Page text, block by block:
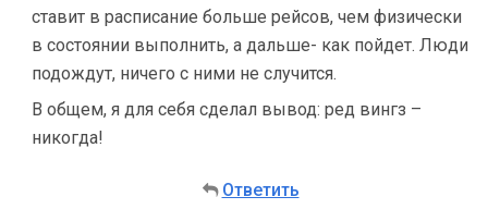
ставит в расписание больше рейсов, чем физически
в состоянии выполнить, а дальше- как пойдет. Люди
подождут, ничего с ними не случится.
В общем, я для себя сделал вывод: ред вингз –
никогда!
Ответить